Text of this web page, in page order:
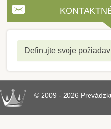
Definujte svoje
© 2009 - 2026